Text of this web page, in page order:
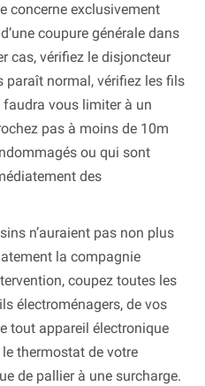
concerne exclusivement
coupure générale dans
cas, vérifiez le disjoncteur
paraît normal, vérifiez les fils
vous limiter à un
pas à moins de 10m
ou qui sont
des
n’auraient pas non plus
la compagnie
coupez toutes les
électroménagers, de vos
tout appareil électronique
thermostat de votre
de pallier à une surcharge.